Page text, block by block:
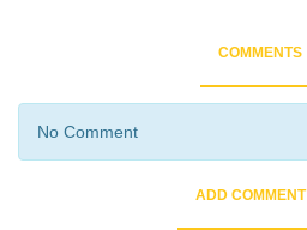
COMMENTS
No Comment
ADD COMMENT